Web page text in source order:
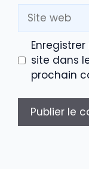
Site
web
site dans
prochain